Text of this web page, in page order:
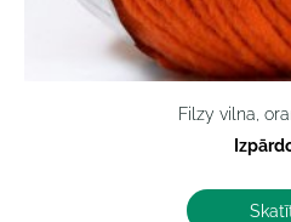
Filzy vilna,